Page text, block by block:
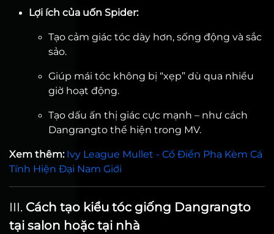
Lợi ích của uốn Spider:
Tạo cảm giác tóc dày hơn, sống động và sắc
sảo.
Giúp mái tóc không bị “xẹp” dù qua nhiều
giờ hoạt động.
Tạo dấu ấn thị giác cực mạnh – như cách
Dangrangto thể hiện trong MV.
Xem thêm: Ivy League Mullet - Cổ Điển Pha Kèm Cá
Tính Hiện Đại Nam Giới
III. Cách tạo kiểu tóc giống Dangrangto
tại salon hoặc tại nhà